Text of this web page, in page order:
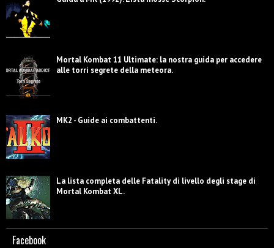
Mortal Kombat 11 Ultimate: la nostra guida per accedere
alle torri segrete della meteora.
MK2 - Guide ai combattenti.
La lista completa delle Fatality di livello degli stage di
Mortal Kombat XL.
Facebook